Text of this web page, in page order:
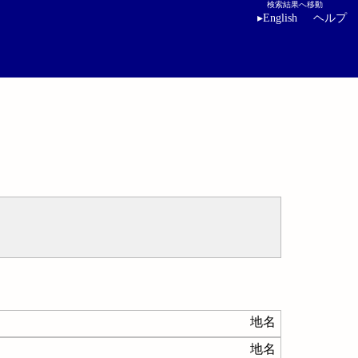
検索結果へ移動
▸English ヘルプ
地名
地名